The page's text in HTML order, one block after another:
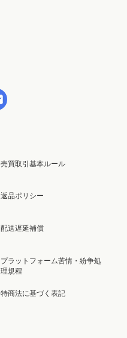
売買取引基本ルール
返品ポリシー
配送遅延補償
プラットフォーム苦情・紛争処
理規程
特商法に基づく表記